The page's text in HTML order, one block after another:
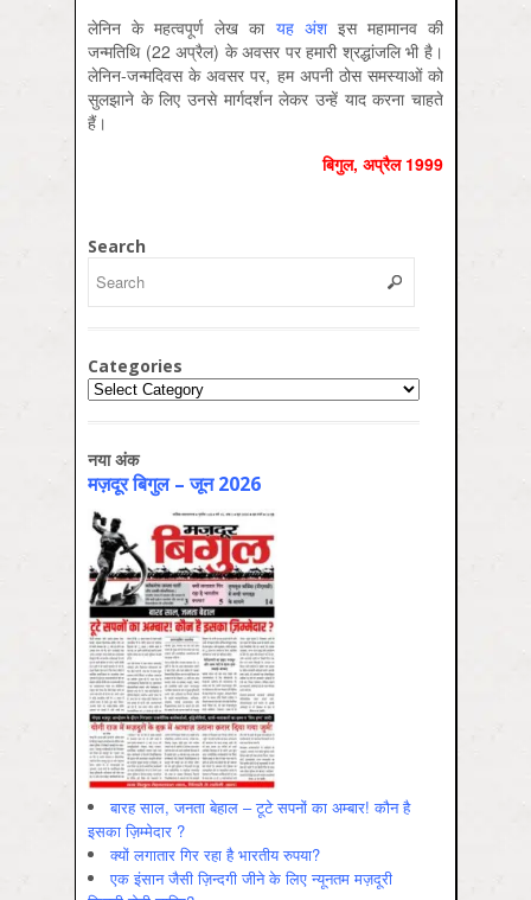
लेनिन के महत्वपूर्ण लेख का यह अंशइस महामानव की
जन्मतिथि (22 अप्रैल) के अवसर पर हमारी श्रद्धांजलि भी है।
लेनिन-जन्मदिवस के अवसर पर, हम अपनी ठोस समस्याओं को
सुलझाने के लिए उनसे मार्गदर्शन लेकर उन्हें याद करना चाहते
हैं।
बिगुल, अप्रैल 1999
Search
Categories
Categories
नया अंक
मज़दूर बिगुल – जून 2026
बारह साल, जनता बेहाल – टूटे सपनों का अम्बार! कौन है
इसका ज़िम्मेदार ?
क्यों लगातार गिर रहा है भारतीय रुपया?
एक इंसान जैसी ज़िन्दगी जीने के लिए न्यूनतम मज़दूरी